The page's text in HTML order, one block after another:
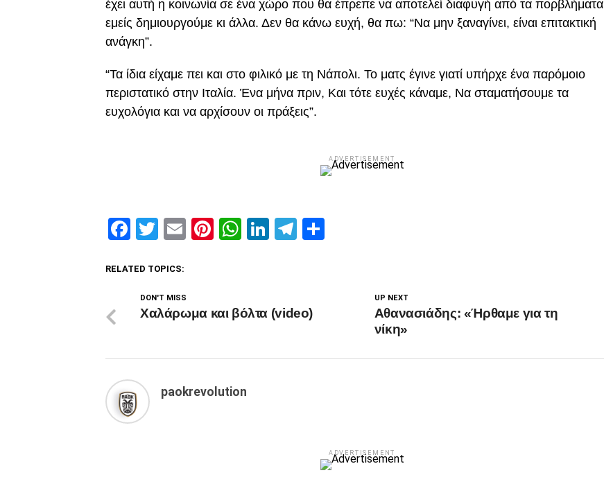
έχει αυτή η κοινωνία σε ένα χώρο που θα έπρεπε να αποτελεί διαφυγή από τα πορβλήματα
εμείς δημιουργούμε κι άλλα. Δεν θα κάνω ευχή, θα πω: “Να μην ξαναγίνει, είναι επιτακτική
ανάγκη”.
“Τα ίδια είχαμε πει και στο φιλικό με τη Νάπολι. Το ματς έγινε γιατί υπήρχε ένα παρόμοιο
περιστατικό στην Ιταλία. Ένα μήνα πριν, Και τότε ευχές κάναμε, Να σταματήσουμε τα
ευχολόγια και να αρχίσουν οι πράξεις”.
ADVERTISEMENT
Facebook
Twitter
EmailPinterest
WhatsApp
LinkedIn
Telegram
RELATED TOPICS:
UP NEXT
Αθανασιάδης: «Ήρθαμε για τη
νίκη»
DON'T MISS
Χαλάρωμα και βόλτα (video)
paokrevolution
ADVERTISEMENT